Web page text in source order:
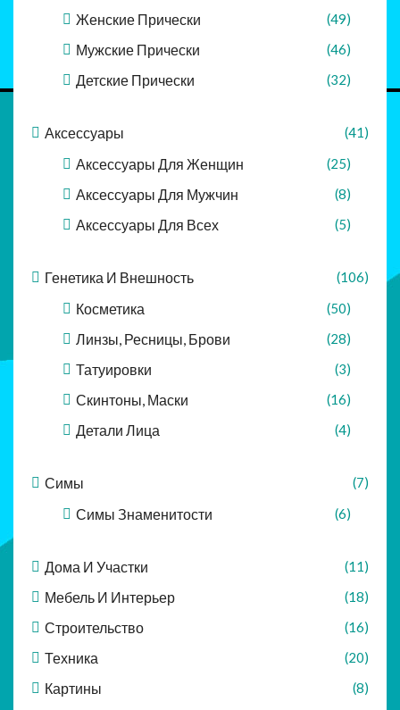
Женские Прически (49)
Мужские Прически (46)
Детские Прически (32)
Аксессуары (41)
Аксессуары Для Женщин (25)
Аксессуары Для Мужчин (8)
Аксессуары Для Всех (5)
Генетика И Внешность (106)
Косметика (50)
Линзы, Ресницы, Брови (28)
Татуировки (3)
Скинтоны, Маски (16)
Детали Лица (4)
Симы (7)
Симы Знаменитости (6)
Дома И Участки (11)
Мебель И Интерьер (18)
Строительство (16)
Техника (20)
Картины (8)